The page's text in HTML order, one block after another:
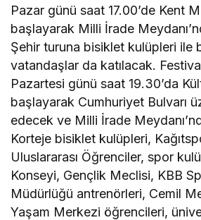
Pazar günü saat 17.00’de Kent
başlayarak Milli İrade
Şehir turuna bisiklet kulüpleri ile
vatandaşlar da katılacak.
Pazartesi günü saat 19.30’da
başlayarak Cumhuriyet Bulvarı
edecek ve Milli İrade
Korteje bisiklet kulüpleri,
Uluslararası Öğrenciler, spor
Konseyi, Gençlik Meclisi, KBB
Müdürlüğü antrenörleri, Cemil
Yaşam Merkezi öğrencileri,